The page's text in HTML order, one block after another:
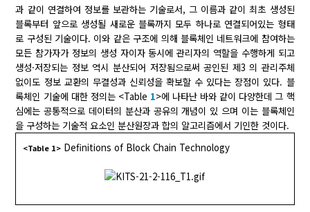
과 같이 연결하여 정보를 보관하는 기술로서, 그 이름과 같이 최초 생성된
블록부터 앞으로 생성될 새로운 블록까지 모두 하나로 연결되어있는 형태
로 구성된 기술이다. 이와 같은 구조에 의해 블록체인 네트워크에 참여하는
모든 참가자가 정보의 생성 자이자 동시에 관리자의 역할을 수행하게 되고
생성·저장되는 정보 역시 분산되어 저장됨으로써 공인된 제3 의 관리주체
없이도 정보 교환의 무결성과 신뢰성을 확보할 수 있다는 장점이 있다. 블
록체인 기술에 대한 정의는 <Table 1>에 나타난 바와 같이 다양한데 그 핵
심에는 공통적으로 데이터의 분산과 공유의 개념이 있 으며 이는 블록체인
을 구성하는 기술적 요소인 분산원장과 합의 알고리즘에서 기인한 것이다.
<Table 1> Definitions of Block Chain Technology